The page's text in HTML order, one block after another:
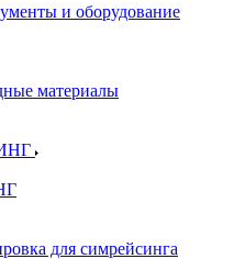
и оборудование
материалы
для симрейсинга